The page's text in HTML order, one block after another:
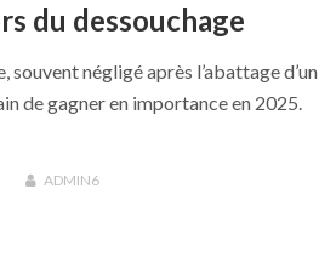
du dessouchage
souvent négligé après l’abattage d’un
de gagner en importance en 2025.
ADMIN6